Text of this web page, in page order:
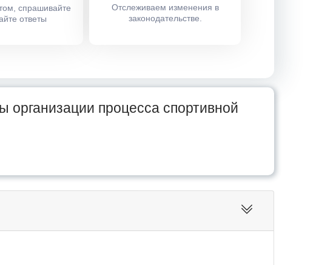
спрашивайте
ответы
Отслеживаем изменения в
законодательстве.
организации процесса спортивной